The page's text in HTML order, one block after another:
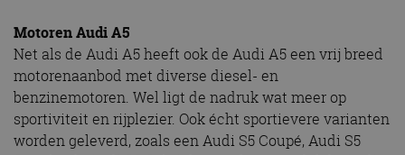
Motoren Audi A5
Net als de Audi A5 heeft ook de Audi A5 een vrij breed
motorenaanbod met diverse diesel- en
benzinemotoren. Wel ligt de nadruk wat meer op
sportiviteit en rijplezier. Ook écht sportievere varianten
worden geleverd, zoals een Audi S5 Coupé, Audi S5